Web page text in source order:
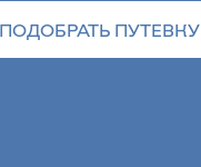
ПОДОБРАТЬ ПУТЕВКУ